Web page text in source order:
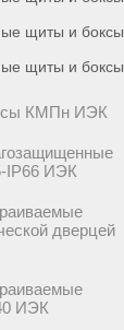
щиты и боксы
щиты и боксы
КМПн ИЭК
IP66 ИЭК
дверцей
ИЭК